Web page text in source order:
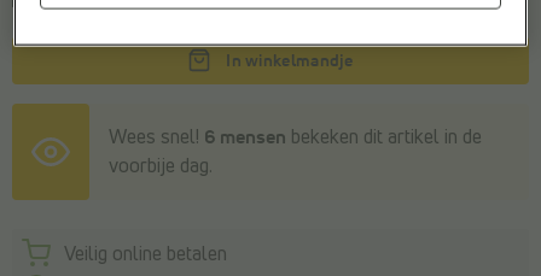
In winkelmandje
Wees snel! 6 mensen bekeken dit artikel in de
voorbije dag.
Veilig online betalen